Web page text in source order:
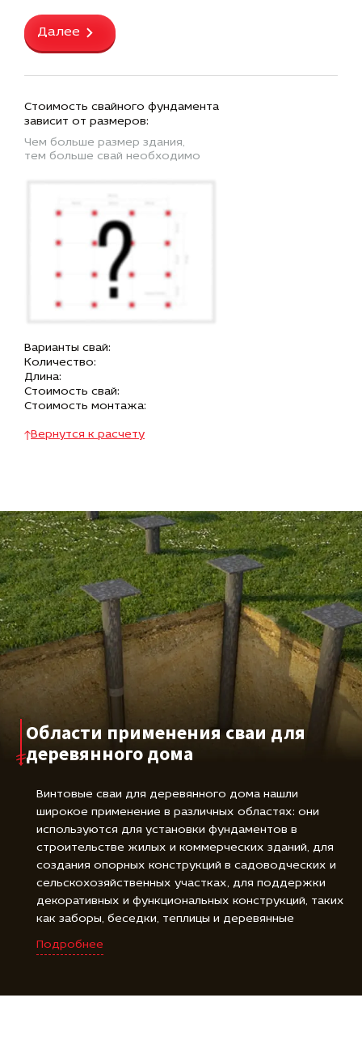
Далее
Стоимость свайного фундамента
зависит от размеров:
Чем больше размер здания,
тем больше свай необходимо
Варианты свай:
Количество:
Длина:
Стоимость свай:
Стоимость монтажа:
Вернутся к расчету
Области применения сваи для
деревянного дома
Винтовые сваи для деревянного дома нашли
широкое применение в различных областях: они
используются для установки фундаментов в
строительстве жилых и коммерческих зданий, для
создания опорных конструкций в садоводческих и
сельскохозяйственных участках, для поддержки
декоративных и функциональных конструкций, таких
как заборы, беседки, теплицы и деревянные
площадки, а также для фиксации и закрепления
различных объектов, включая буровые установки,
Подробнее